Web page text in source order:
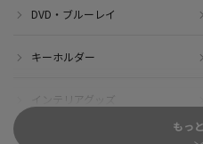
DVD・ブルーレイ
キーホルダー
インテリアグッズ
もっ